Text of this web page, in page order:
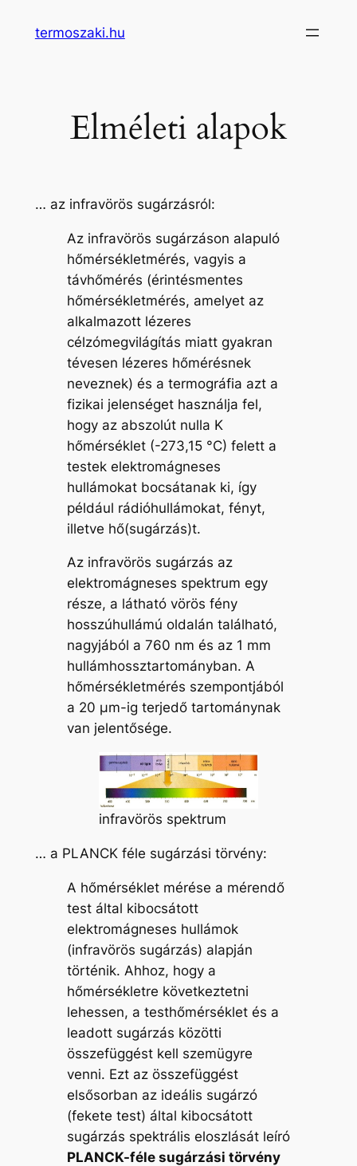
termoszaki.hu
Elméleti alapok
… az infravörös sugárzásról:
Az infravörös sugárzáson alapuló
hőmérsékletmérés, vagyis a
távhőmérés (érintésmentes
hőmérsékletmérés, amelyet az
alkalmazott lézeres
célzómegvilágítás miatt gyakran
tévesen lézeres hőmérésnek
neveznek) és a termográfia azt a
fizikai jelenséget használja fel,
hogy az abszolút nulla K
hőmérséklet (-273,15 °C) felett a
testek elektromágneses
hullámokat bocsátanak ki, így
például rádióhullámokat, fényt,
illetve hő(sugárzás)t.
Az infravörös sugárzás az
elektromágneses spektrum egy
része, a látható vörös fény
hosszúhullámú oldalán található,
nagyjából a 760 nm és az 1 mm
hullámhossztartományban. A
hőmérsékletmérés szempontjából
a 20 µm-ig terjedő tartománynak
van jelentősége.
infravörös spektrum
… a PLANCK féle sugárzási törvény:
A hőmérséklet mérése a mérendő
test által kibocsátott
elektromágneses hullámok
(infravörös sugárzás) alapján
történik. Ahhoz, hogy a
hőmérsékletre következtetni
lehessen, a testhőmérséklet és a
leadott sugárzás közötti
összefüggést kell szemügyre
venni. Ezt az összefüggést
elsősorban az ideális sugárzó
(fekete test) által kibocsátott
sugárzás spektrális eloszlását leíró
PLANCK-féle sugárzási törvény